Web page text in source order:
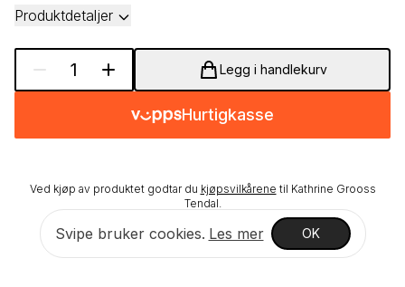
Produktdetaljer
1 Legg i handlekurv
Hurtigkasse
Ved kjøp av produktet godtar du kjøpsvilkårene til Kathrine Grooss
Tendal.
Dette produktet selges på svipe.no
Svipe bruker cookies. Les mer OK